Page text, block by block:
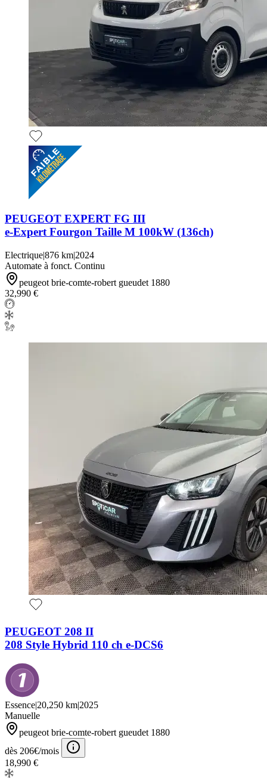
PEUGEOT EXPERT FG III
e-Expert Fourgon Taille M 100kW (136ch)
Electrique|876 km|2024
Automate à fonct. Continu
peugeot brie-comte-robert gueudet 1880
32,990 €
PEUGEOT 208 II
208 Style Hybrid 110 ch e-DCS6
Essence|20,250 km|2025
Manuelle
peugeot brie-comte-robert gueudet 1880
dès 206€/mois
18,990 €